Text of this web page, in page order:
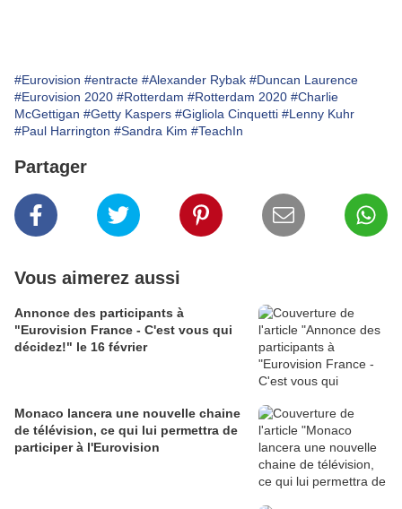
#Eurovision #entracte #Alexander Rybak #Duncan Laurence
#Eurovision 2020 #Rotterdam #Rotterdam 2020 #Charlie
McGettigan #Getty Kaspers #Gigliola Cinquetti #Lenny Kuhr
#Paul Harrington #Sandra Kim #TeachIn
Partager
Vous aimerez aussi
Annonce des participants à
"Eurovision France - C'est vous qui
décidez!" le 16 février
Monaco lancera une nouvelle chaine
de télévision, ce qui lui permettra de
participer à l'Eurovision